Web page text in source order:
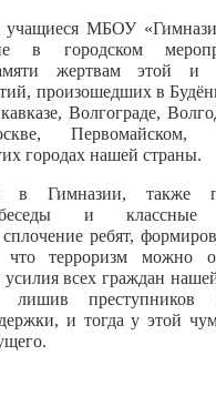
учащиеся МБОУ
в городском
жертвам этой и
произошедших в
Волгограде,
Первомайском,
городах нашей страны.
в Гимназии, также
беседы и классные
ребят,
терроризм можно
усилия всех граждан
преступников
и тогда у этой